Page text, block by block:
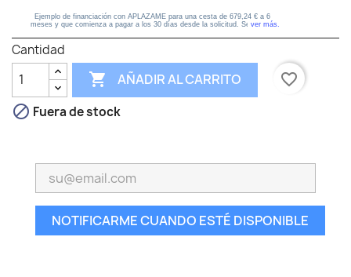
Cantidad
 AÑADIR AL CARRITO
favorite_border
 Fuera de stock
NOTIFICARME CUANDO ESTÉ DISPONIBLE